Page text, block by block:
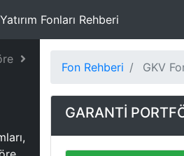
Yatırım Fonları Rehberi
Fon Rehberi GKV
GARANTİ